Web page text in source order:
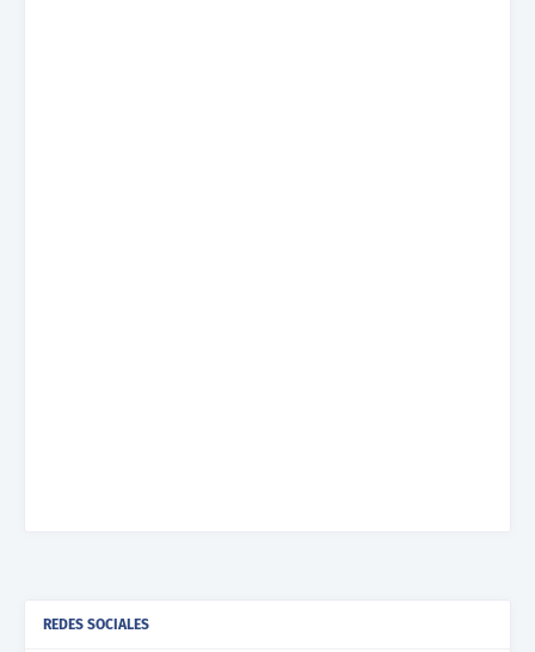
REDES SOCIALES